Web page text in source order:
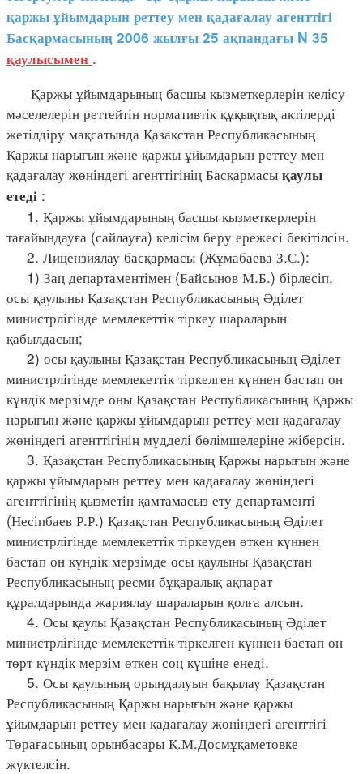
қаржы ұйымдарын реттеу мен қадағалау агенттігі
Басқармасының 2006 жылғы 25 ақпандағы N 35
қаулысымен .
Қаржы ұйымдарының басшы қызметкерлерін келісу
мәселелерін реттейтін нормативтік құқықтық актілерді
жетілдіру мақсатында Қазақстан Республикасының
Қаржы нарығын және қаржы ұйымдарын реттеу мен
қадағалау жөніндегі агенттігінің Басқармасы қаулы
етеді :
1. Қаржы ұйымдарының басшы қызметкерлерін
тағайындауға (сайлауға) келісім беру ережесі бекітілсін.
2. Лицензиялау басқармасы (Жұмабаева З.С.):
1) Заң департаментімен (Байсынов М.Б.) бірлесіп,
осы қаулыны Қазақстан Республикасының Әділет
министрлігінде мемлекеттік тіркеу шараларын
қабылдасын;
2) осы қаулыны Қазақстан Республикасының Әділет
министрлігінде мемлекеттік тіркелген күннен бастап он
күндік мерзімде оны Қазақстан Республикасының Қаржы
нарығын және қаржы ұйымдарын реттеу мен қадағалау
жөніндегі агенттігінің мүдделі бөлімшелеріне жіберсін.
3. Қазақстан Республикасының Қаржы нарығын және
қаржы ұйымдарын реттеу мен қадағалау жөніндегі
агенттігінің қызметін қамтамасыз ету департаменті
(Несіпбаев Р.Р.) Қазақстан Республикасының Әділет
министрлігінде мемлекеттік тіркеуден өткен күннен
бастап он күндік мерзімде осы қаулыны Қазақстан
Республикасының ресми бұқаралық ақпарат
құралдарында жариялау шараларын қолға алсын.
4. Осы қаулы Қазақстан Республикасының Әділет
министрлігінде мемлекеттік тіркелген күннен бастап он
төрт күндік мерзім өткен соң күшіне енеді.
5. Осы қаулының орындалуын бақылау Қазақстан
Республикасының Қаржы нарығын және қаржы
ұйымдарын реттеу мен қадағалау жөніндегі агенттігі
Төрағасының орынбасары Қ.М.Досмұқаметовке
жүктелсін.